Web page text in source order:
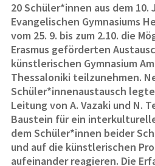
20 Schüler*innen aus dem 10.
Evangelischen Gymnasiums
vom 25. 9. bis zum 2.10. die
Erasmus geförderten
künstlerischen Gymnasium
Thessaloniki teilzunehmen.
Schüler*innenaustausch
Leitung von A. Vazaki und N.
Baustein für ein
dem Schüler*innen beider
und auf die künstlerischen
aufeinander reagieren. Die